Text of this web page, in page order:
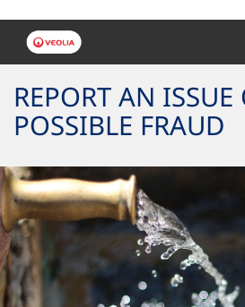
REPORT AN ISSUE
POSSIBLE FRAUD